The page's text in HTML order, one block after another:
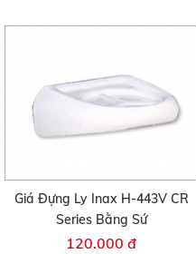
Giá Đựng Ly Inax H-443V CR
Series Bằng Sứ
120.000 đ